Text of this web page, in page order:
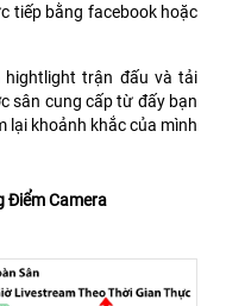
tiếp bằng facebook hoặc
hightlight trận đấu và tải
sân cung cấp từ đấy bạn
lại khoảnh khắc của mình
Điểm Camera